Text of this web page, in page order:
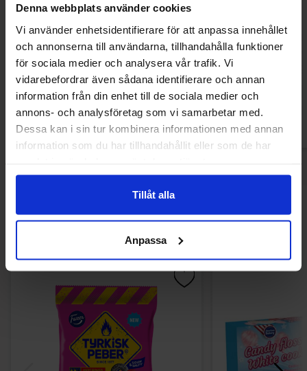
Denna webbplats använder cookies
Vi använder enhetsidentifierare för att anpassa innehållet
och annonserna till användarna, tillhandahålla funktioner
för sociala medier och analysera vår trafik. Vi
vidarebefordrar även sådana identifierare och annan
information från din enhet till de sociala medier och
annons- och analysföretag som vi samarbetar med.
Dessa kan i sin tur kombinera informationen med annan
information som du har tillhandahållit eller som de har
Tillåt alla
Anpassa
Jelly Belly Barbie 70g
34.93 kr
Köp
Jelly Belly
Andra gillade